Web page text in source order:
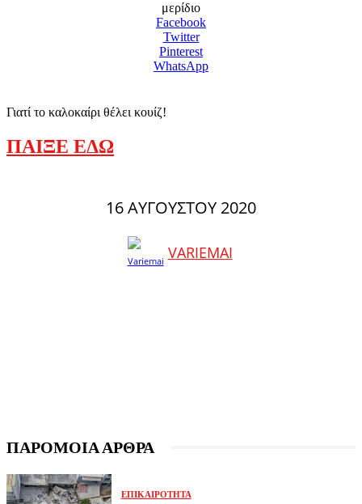
μερίδιο
Facebook
Twitter
Pinterest
WhatsApp
Γιατί το καλοκαίρι θέλει κουίζ!
ΠΑΙΞΕ ΕΔΩ
16 ΑΥΓΟΎΣΤΟΥ 2020
VARIEMAI
ΠΑΡΟΜΟΙΑ ΑΡΘΡΑ
ΕΠΙΚΑΙΡΌΤΗΤΑ